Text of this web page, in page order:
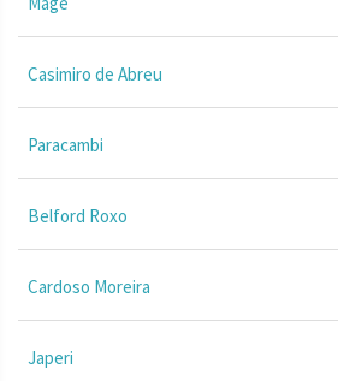
Casimiro de Abreu
Paracambi
Belford Roxo
Cardoso Moreira
Japeri